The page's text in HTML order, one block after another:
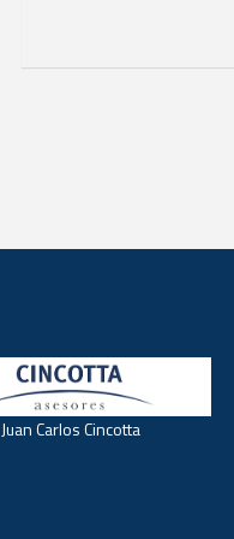
Juan Carlos Cincotta